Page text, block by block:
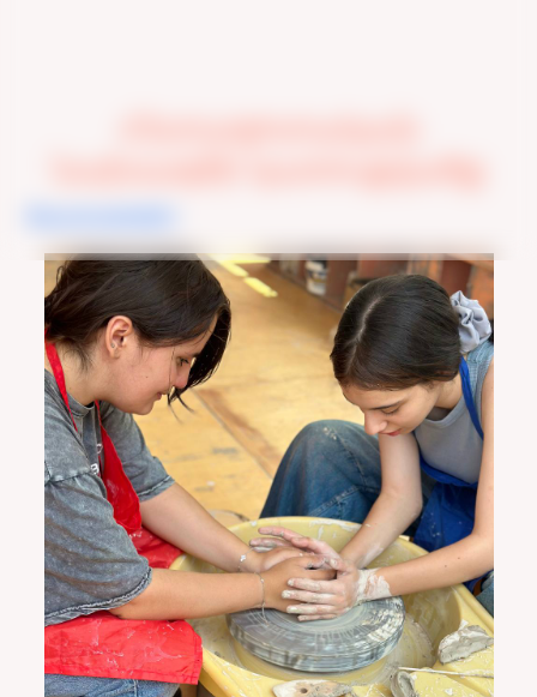
Հետազոտական
նախագծի կառուցվածք